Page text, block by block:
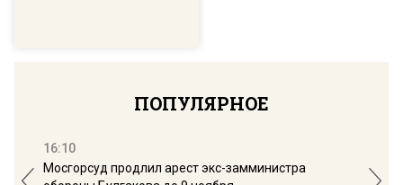
ПОПУЛЯРНОЕ
16:10
Мосгорсуд продлил арест экс-замминистра